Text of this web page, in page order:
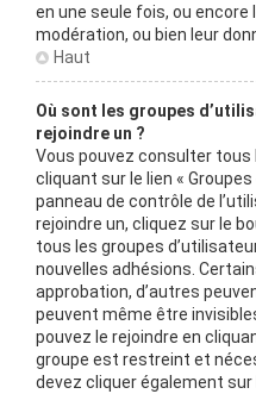
en une seule fois, ou
modération, ou bien leur
Haut
Où sont les groupes
rejoindre un ?
Vous pouvez consulter tous
cliquant sur le lien «
panneau de contrôle de
rejoindre un, cliquez sur le
tous les groupes
nouvelles adhésions.
approbation, d’autres
peuvent même être
pouvez le rejoindre en
groupe est restreint et
devez cliquer également sur